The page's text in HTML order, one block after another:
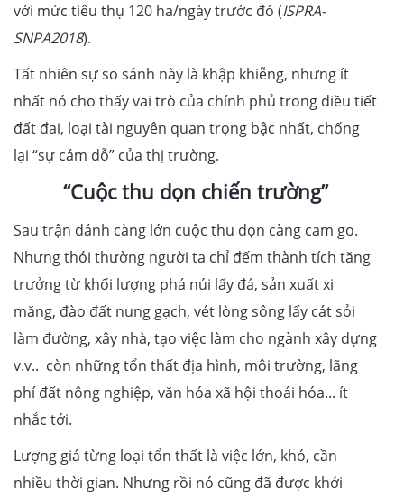
với mức tiêu thụ 120 ha/ngày trước đó (ISPRA-
SNPA2018).
Tất nhiên sự so sánh này là khập khiễng, nhưng ít
nhất nó cho thấy vai trò của chính phủ trong điều tiết
đất đai, loại tài nguyên quan trọng bậc nhất, chống
lại “sự cám dỗ” của thị trường.
“Cuộc thu dọn chiến trường”
Sau trận đánh càng lớn cuộc thu dọn càng cam go.
Nhưng thói thường người ta chỉ đếm thành tích tăng
trưởng từ khối lượng phá núi lấy đá, sản xuất xi
măng, đào đất nung gạch, vét lòng sông lấy cát sỏi
làm đường, xây nhà, tạo việc làm cho ngành xây dựng
v.v.. còn những tổn thất địa hình, môi trường, lãng
phí đất nông nghiệp, văn hóa xã hội thoái hóa... ít
nhắc tới.
Lượng giá từng loại tổn thất là việc lớn, khó, cần
nhiều thời gian. Nhưng rồi nó cũng đã được khởi